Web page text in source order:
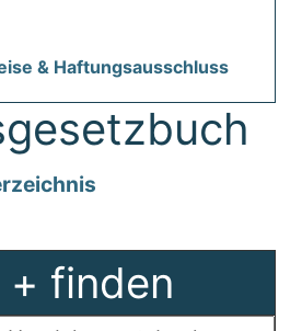
& Haftungsausschluss
+ finden